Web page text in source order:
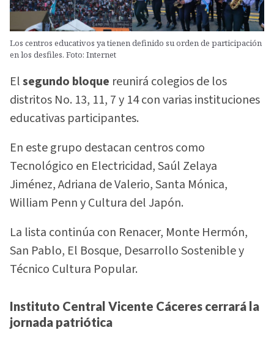
Los centros educativos ya tienen definido su orden de participación
en los desfiles. Foto: Internet
Elsegundo bloque reunirá colegios de los
distritos No. 13, 11, 7 y 14 con varias instituciones
educativas participantes.
En este grupo destacan centros como
Tecnológico en Electricidad, Saúl Zelaya
Jiménez, Adriana de Valerio, Santa Mónica,
William Penn y Cultura del Japón.
La lista continúa con Renacer, Monte Hermón,
San Pablo, El Bosque, Desarrollo Sostenible y
Técnico Cultura Popular.
Instituto Central Vicente Cáceres cerrará la
jornada patriótica